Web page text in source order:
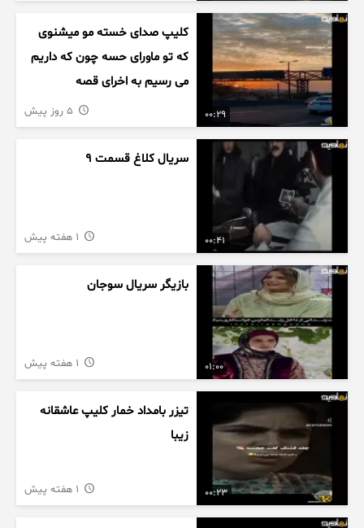
00:29
کلیپ صدای خسته مو میشنوی
که تو ماورای حسه چون که داریم
می رسیم به اخرای قصه
00:41
سریال کلاغ قسمت 9
01:00
بازیگر سریال سوجان
00:23
تیزر بامداد خمار کلیپ عاشقانه
زیبا